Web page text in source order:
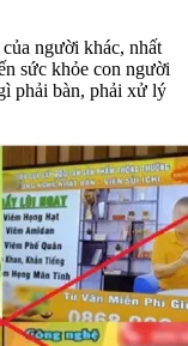
người khác, nhất
sức khỏe con người
phải bàn, phải xử lý